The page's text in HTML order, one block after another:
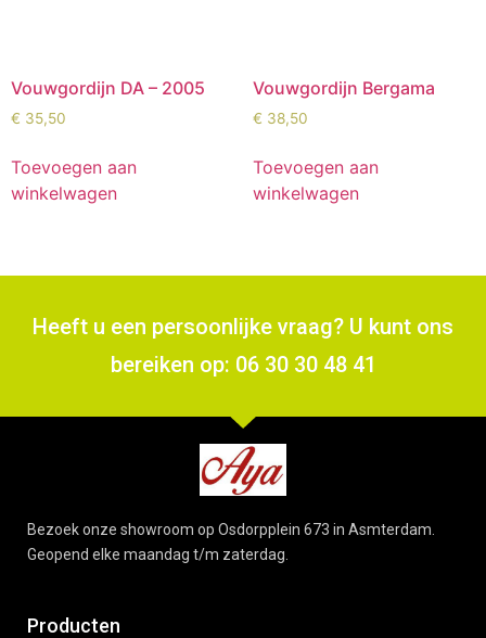
Vouwgordijn DA – 2005
€ 35,50
Toevoegen aan
winkelwagen
Vouwgordijn Bergama
€ 38,50
Toevoegen aan
winkelwagen
Heeft u een persoonlijke vraag? U kunt ons
bereiken op: 06 30 30 48 41
Bezoek onze showroom op Osdorpplein 673 in Asmterdam.
Geopend elke maandag t/m zaterdag.
Producten